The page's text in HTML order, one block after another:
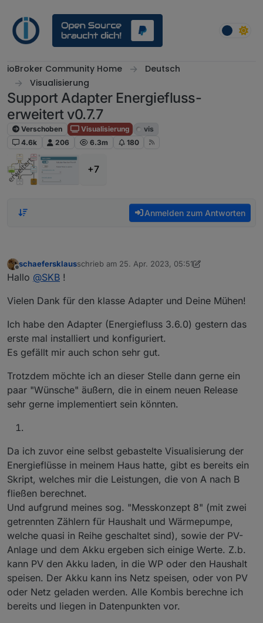
ioBroker Community Home
Deutsch
Visualisierung
Support Adapter Energiefluss-
erweitert v0.7.7
Verschoben Visualisierung
vis
4.6k
206 6.3m 180
+7
Anmelden zum Antworten
Offline
schaefersklausschrieb am 25. Apr. 2023, 05:51
zuletzt editiert von schaefersklaus
Hallo @SKB !
Vielen Dank für den klasse Adapter und Deine Mühen!
Ich habe den Adapter (Energiefluss 3.6.0) gestern das
erste mal installiert und konfiguriert.
Es gefällt mir auch schon sehr gut.
Trotzdem möchte ich an dieser Stelle dann gerne ein
paar "Wünsche" äußern, die in einem neuen Release
sehr gerne implementiert sein könnten.
Da ich zuvor eine selbst gebastelte Visualisierung der
Energieflüsse in meinem Haus hatte, gibt es bereits ein
Skript, welches mir die Leistungen, die von A nach B
fließen berechnet.
Und aufgrund meines sog. "Messkonzept 8" (mit zwei
getrennten Zählern für Haushalt und Wärmepumpe,
welche quasi in Reihe geschaltet sind), sowie der PV-
Anlage und dem Akku ergeben sich einige Werte. Z.b.
kann PV den Akku laden, in die WP oder den Haushalt
speisen. Der Akku kann ins Netz speisen, oder von PV
oder Netz geladen werden. Alle Kombis berechne ich
bereits und liegen in Datenpunkten vor.